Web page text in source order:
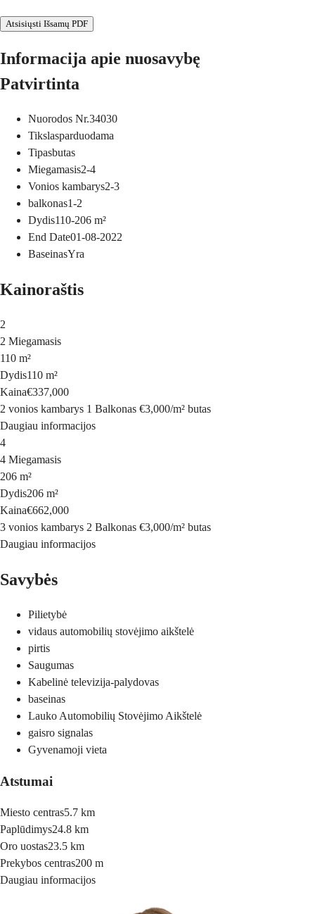
Atsisiųsti Išsamų PDF
Informacija apie nuosavybę
Patvirtinta
Nuorodos Nr.34030
Tikslasparduodama
Tipasbutas
Miegamasis2-4
Vonios kambarys2-3
balkonas1-2
Dydis110-206 m²
End Date01-08-2022
BaseinasYra
Kainoraštis
2
2 Miegamasis
110 m²
Dydis110 m²
Kaina€337,000
2 vonios kambarys 1 Balkonas €3,000/m² butas
Daugiau informacijos
4
4 Miegamasis
206 m²
Dydis206 m²
Kaina€662,000
3 vonios kambarys 2 Balkonas €3,000/m² butas
Daugiau informacijos
Savybės
Pilietybė
vidaus automobilių stovėjimo aikštelė
pirtis
Saugumas
Kabelinė televizija-palydovas
baseinas
Lauko Automobilių Stovėjimo Aikštelė
gaisro signalas
Gyvenamoji vieta
Atstumai
Miesto centras5.7 km
Paplūdimys24.8 km
Oro uostas23.5 km
Prekybos centras200 m
Daugiau informacijos